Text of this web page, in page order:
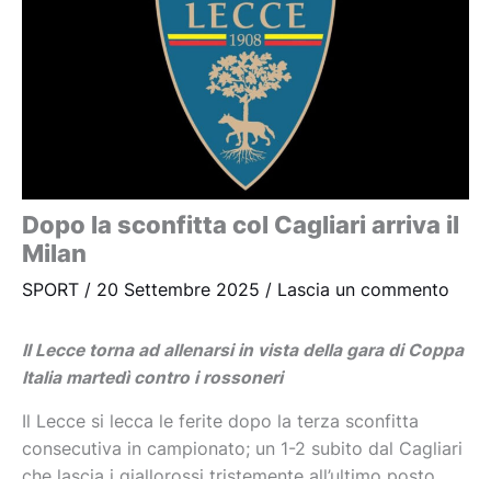
Dopo la sconfitta col Cagliari arriva il
Milan
SPORT / 20 Settembre 2025 / Lascia un commento
Il Lecce torna ad allenarsi in vista della gara di Coppa
Italia martedì contro i rossoneri
Il Lecce si lecca le ferite dopo la terza sconfitta
consecutiva in campionato; un 1-2 subito dal Cagliari